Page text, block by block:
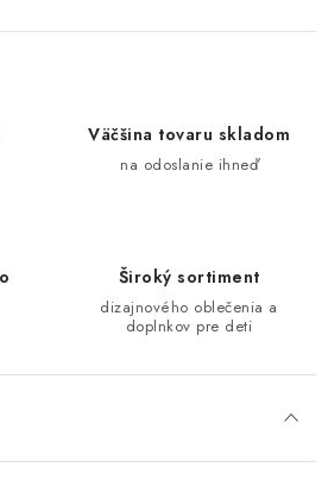
Väčšina tovaru skladom
na odoslanie ihneď
Široký sortiment
dizajnového oblečenia a
doplnkov pre deti